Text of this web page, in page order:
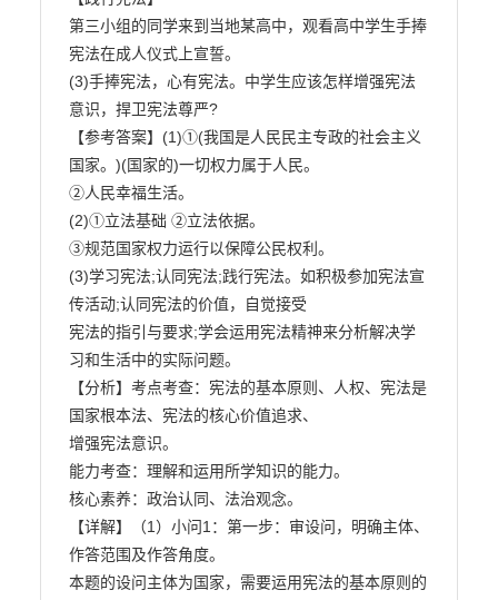
第三小组的同学来到当地某高中，观看高中学生手捧
宪法在成人仪式上宣誓。
(3)手捧宪法，心有宪法。中学生应该怎样增强宪法
意识，捍卫宪法尊严?
【参考答案】(1)①(我国是人民民主专政的社会主义
国家。)(国家的)一切权力属于人民。
②人民幸福生活。
(2)①立法基础 ②立法依据。
③规范国家权力运行以保障公民权利。
(3)学习宪法;认同宪法;践行宪法。如积极参加宪法宣
传活动;认同宪法的价值，自觉接受
宪法的指引与要求;学会运用宪法精神来分析解决学
习和生活中的实际问题。
【分析】考点考查：宪法的基本原则、人权、宪法是
国家根本法、宪法的核心价值追求、
增强宪法意识。
能力考查：理解和运用所学知识的能力。
核心素养：政治认同、法治观念。
【详解】（1）小问1：第一步：审设问，明确主体、
作答范围及作答角度。
本题的设问主体为国家，需要运用宪法的基本原则的